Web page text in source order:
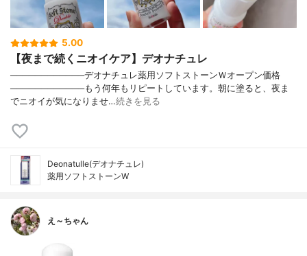
5.00
【夜まで続くニオイケア】デオナチュレ
────────────デオナチュレ薬用ソフトストーンＷオープン価格
────────────もう何年もリピートしています。朝に塗ると、夜ま
でニオイが気になりませ…続きを見る
Deonatulle(デオナチュレ)
薬用ソフトストーンW
え～ちゃん